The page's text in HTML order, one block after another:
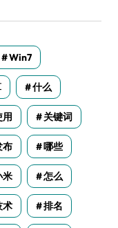
Win7
什么
用 关键词
布 哪些
米 怎么
术 排名